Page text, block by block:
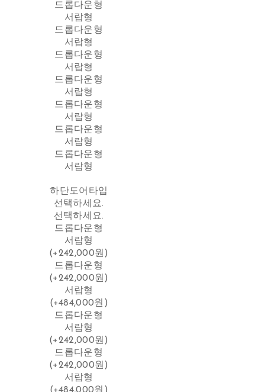
드롭다운형
서랍형
드롭다운형
서랍형
드롭다운형
서랍형
드롭다운형
서랍형
드롭다운형
서랍형
드롭다운형
서랍형
드롭다운형
서랍형
하단도어타입
선택하세요.
선택하세요.
드롭다운형
서랍형
(+242,000원)
드롭다운형
(+242,000원)
서랍형
(+484,000원)
드롭다운형
서랍형
(+242,000원)
드롭다운형
(+242,000원)
서랍형